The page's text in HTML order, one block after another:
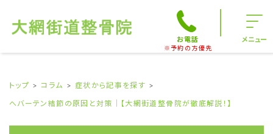
お電話
※予約の方優先
メニュー
トップ コラム
症状から記事を探す
へバーテン結節の原因と対策｜【大網街道整骨院が徹底解説！】